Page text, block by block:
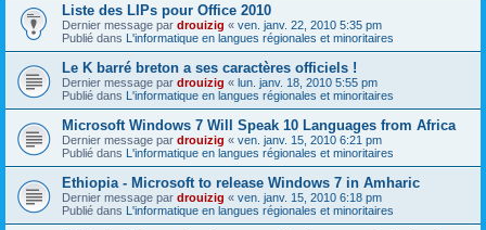
Liste des LIPs pour Office 2010
Dernier message par drouizig « ven. janv. 22, 2010 5:35 pm
Publié dans L'informatique en langues régionales et minoritaires
Le K barré breton a ses caractères officiels !
Dernier message par drouizig « lun. janv. 18, 2010 5:55 pm
Publié dans L'informatique en langues régionales et minoritaires
Microsoft Windows 7 Will Speak 10 Languages from Africa
Dernier message par drouizig « ven. janv. 15, 2010 6:21 pm
Publié dans L'informatique en langues régionales et minoritaires
Ethiopia - Microsoft to release Windows 7 in Amharic
Dernier message par drouizig « ven. janv. 15, 2010 6:18 pm
Publié dans L'informatique en langues régionales et minoritaires